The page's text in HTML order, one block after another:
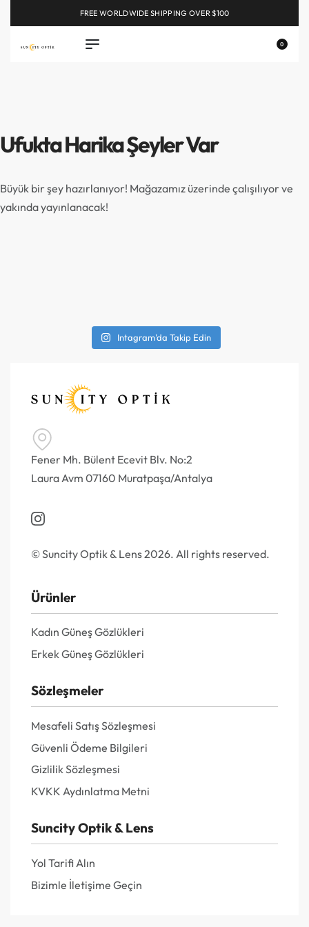
FREE WORLDWIDE SHIPPING OVER $100
0
Ufukta Harika Şeyler Var
Büyük bir şey hazırlanıyor! Mağazamız üzerinde çalışılıyor ve
yakında yayınlanacak!
Intagram'da Takip Edin
Fener Mh. Bülent Ecevit Blv. No:2
Laura Avm 07160 Muratpaşa/Antalya
© Suncity Optik & Lens 2026. All rights reserved.
Ürünler
Kadın Güneş Gözlükleri
Erkek Güneş Gözlükleri
Sözleşmeler
Mesafeli Satış Sözleşmesi
Güvenli Ödeme Bilgileri
Gizlilik Sözleşmesi
KVKK Aydınlatma Metni
Suncity Optik & Lens
Yol Tarifi Alın
Bizimle İletişime Geçin